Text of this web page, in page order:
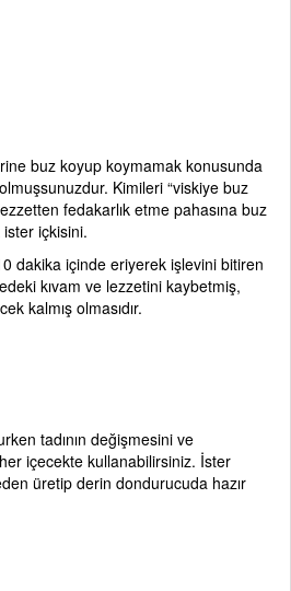
buz koyup koymamak konusunda
Kimileri “viskiye buz
fedakarlık etme pahasına buz
içkisini.
dakika içinde eriyerek işlevini bitiren
kıvam ve lezzetini kaybetmiş,
kalmış olmasıdır.
tadının değişmesini ve
içecekte kullanabilirsiniz. İster
üretip derin dondurucuda hazır